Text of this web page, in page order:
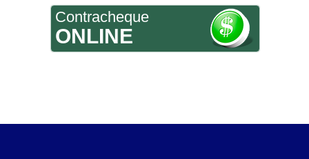
Contracheque
ONLINE